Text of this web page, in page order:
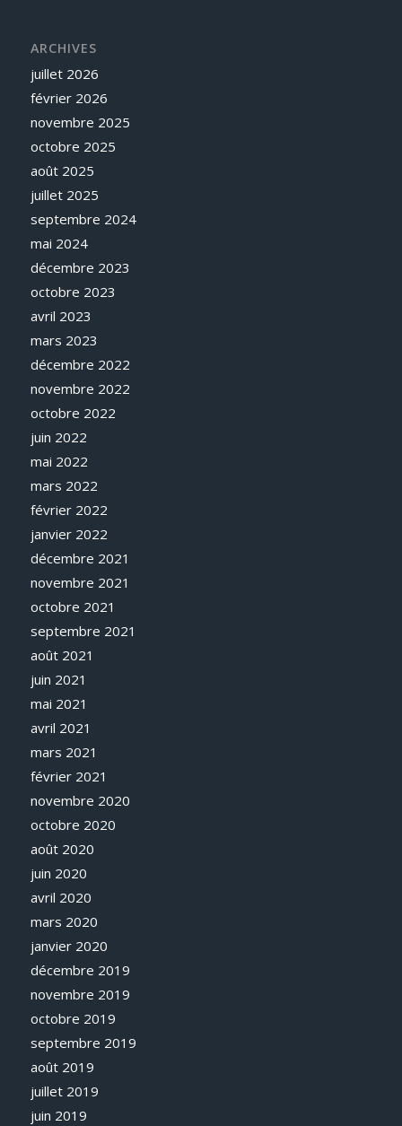
ARCHIVES
juillet 2026
février 2026
novembre 2025
octobre 2025
août 2025
juillet 2025
septembre 2024
mai 2024
décembre 2023
octobre 2023
avril 2023
mars 2023
décembre 2022
novembre 2022
octobre 2022
juin 2022
mai 2022
mars 2022
février 2022
janvier 2022
décembre 2021
novembre 2021
octobre 2021
septembre 2021
août 2021
juin 2021
mai 2021
avril 2021
mars 2021
février 2021
novembre 2020
octobre 2020
août 2020
juin 2020
avril 2020
mars 2020
janvier 2020
décembre 2019
novembre 2019
octobre 2019
septembre 2019
août 2019
juillet 2019
juin 2019